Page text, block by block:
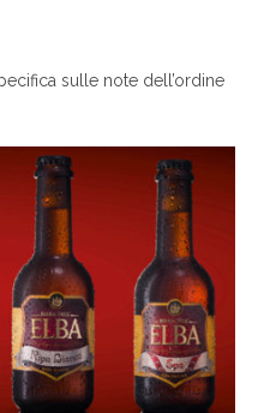
sulle note dell’ordine